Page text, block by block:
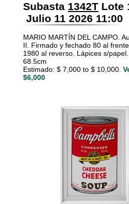
Subasta 1342T Lote
Julio 11 2026 11:00
MARIO MARTÍN DEL CAMPO.
II. Firmado y fechado 80 al
1980 al reverso. Lápices s/
68.5cm
Estimado: $ 7,000 to $ 10,000.
$6,000